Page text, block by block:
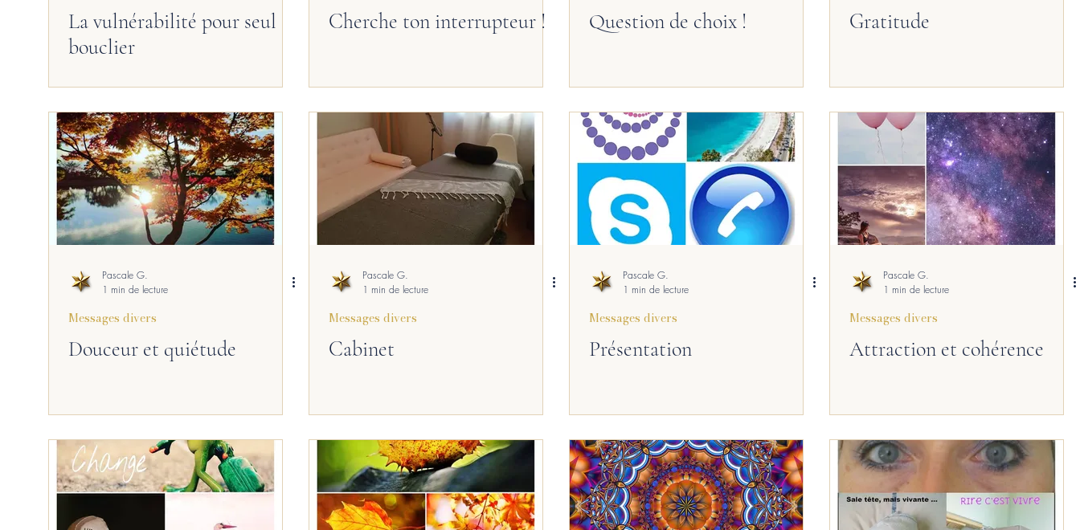
La vulnérabilité pour seul
bouclier
Cherche ton interrupteur ! Question de choix ! Gratitude
Pascale G.
1 min de lecture
Messages divers
Douceur et quiétude
Pascale G.
1 min de lecture
Messages divers
Cabinet
Pascale G.
1 min de lecture
Messages divers
Présentation
Pascale G.
1 min de lecture
Messages divers
Attraction et cohérence